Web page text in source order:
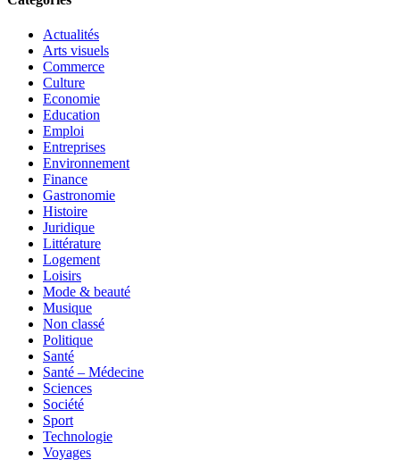
Actualités
Arts visuels
Commerce
Culture
Economie
Education
Emploi
Entreprises
Environnement
Finance
Gastronomie
Histoire
Juridique
Littérature
Logement
Loisirs
Mode & beauté
Musique
Non classé
Politique
Santé
Santé – Médecine
Sciences
Société
Sport
Technologie
Voyages